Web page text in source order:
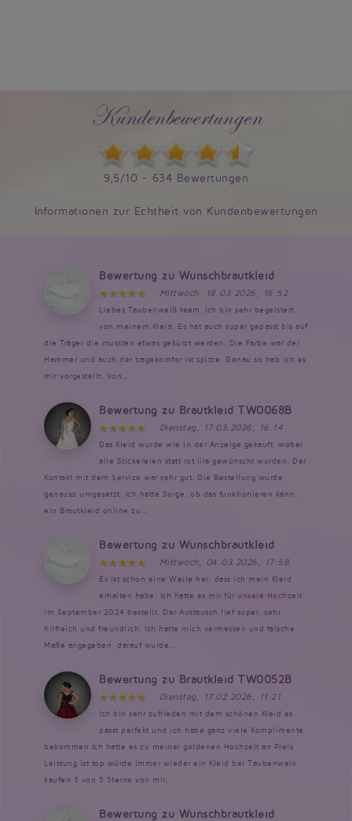
Kundenbewertungen
9,5/10 - 634 Bewertungen
Informationen zur Echtheit von Kundenbewertungen
Bewertung zu Wunschbrautkleid
Mittwoch, 18.03.2026, 16:52
Liebes Taubenweiß team, Ich bin sehr begeistert
von meinem Kleid. Es hat auch super gepasst bis auf
die Träger die mussten etwas gekürzt werden. Die Farbe war der
Hammer und auch der tragekomfor ist spitze. Genau so hab ich es
mir vorgestellt. Von...
Bewertung zu Brautkleid TW0068B
Dienstag, 17.03.2026, 16:14
Das Kleid wurde wie in der Anzeige gekauft, wobei
alle Stickereien statt rot lila gewünscht wurden. Der
Kontakt mit dem Service war sehr gut. Die Bestellung wurde
genauso umgesetzt. Ich hatte Sorge, ob das funktionieren kann,
ein Brautkleid online zu...
Bewertung zu Wunschbrautkleid
Mittwoch, 04.03.2026, 17:58
Es ist schon eine Weile her, dass ich mein Kleid
erhalten habe. Ich hatte es mir für unsere Hochzeit
im September 2024 bestellt. Der Austausch lief super, sehr
hilfreich und freundlich. Ich hatte mich vermessen und falsche
Maße angegeben, darauf wurde...
Bewertung zu Brautkleid TW0052B
Dienstag, 17.02.2026, 11:21
Ich bin sehr zufrieden mit dem schönen Kleid es
passt perfekt und ich habe ganz viele Komplimente
bekommen Ich hatte es zu meiner goldenen Hochzeit an Preis
Leistung ist top würde immer wieder ein Kleid bei Taubenweis
kaufen 5 von 5 Sterne von mir...
Bewertung zu Wunschbrautkleid